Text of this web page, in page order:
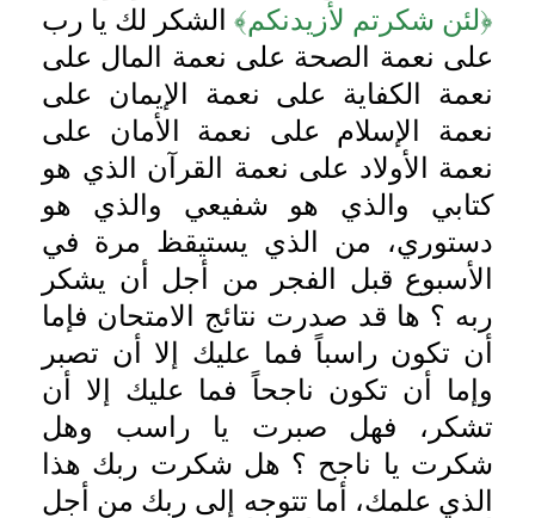
﴿لئن شكرتم لأزيدنكم﴾ الشكر لك يا رب
على نعمة الصحة على نعمة المال على
نعمة الكفاية على نعمة الإيمان على
نعمة الإسلام على نعمة الأمان على
نعمة الأولاد على نعمة القرآن الذي هو
كتابي والذي هو شفيعي والذي هو
دستوري، من الذي يستيقظ مرة في
الأسبوع قبل الفجر من أجل أن يشكر
ربه ؟ ها قد صدرت نتائج الامتحان فإما
أن تكون راسباً فما عليك إلا أن تصبر
وإما أن تكون ناجحاً فما عليك إلا أن
تشكر، فهل صبرت يا راسب وهل
شكرت يا ناجح ؟ هل شكرت ربك هذا
الذي علمك، أما تتوجه إلى ربك من أجل